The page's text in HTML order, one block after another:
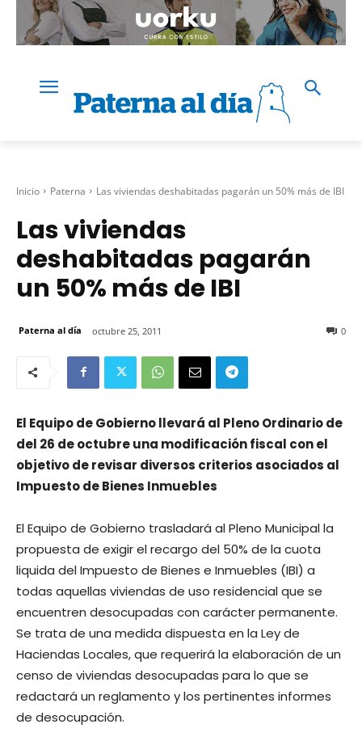
Inicio Paterna Las viviendas deshabitadas pagarán un 50% más de IBI
Las viviendas
deshabitadas pagarán
un 50% más de IBI
Paterna al día octubre 25, 2011 0
El Equipo de Gobierno llevará al Pleno Ordinario de
del 26 de octubre una modificación fiscal con el
objetivo de revisar diversos criterios asociados al
Impuesto de Bienes Inmuebles
El Equipo de Gobierno trasladará al Pleno Municipal la
propuesta de exigir el recargo del 50% de la cuota
liquida del Impuesto de Bienes e Inmuebles (IBI) a
todas aquellas viviendas de uso residencial que se
encuentren desocupadas con carácter permanente.
Se trata de una medida dispuesta en la Ley de
Haciendas Locales, que requerirá la elaboración de un
censo de viviendas desocupadas para lo que se
redactará un reglamento y los pertinentes informes
de desocupación.